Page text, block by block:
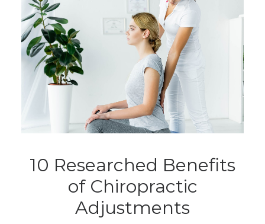
10 Researched Benefits
of Chiropractic
Adjustments